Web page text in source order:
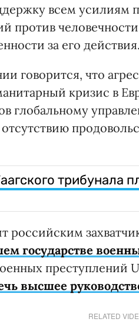
всем усилиям
против
за его действия.
говорится, что
кризис в
глобальному
трибунала
российским
государстве
преступлений
высшее
RELATED